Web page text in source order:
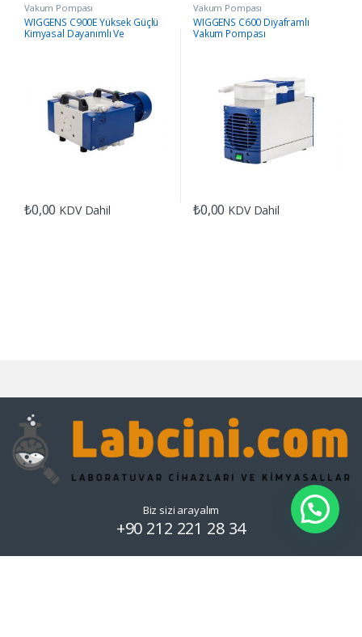
Vakum Pompası
WIGGENS C900E Yüksek Güçlü
Kimyasal Dayanımlı Ve
₺0,00 KDV Dahil
Vakum Pompası
WIGGENS C600 Diyaframlı
Vakum Pompası
₺0,00 KDV Dahil
Biz sizi arayalım
+90 212 221 28 34